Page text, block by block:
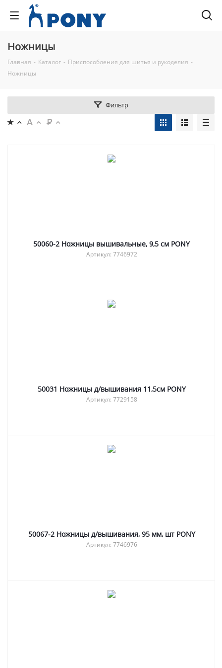
Ножницы
Главная - Каталог - Приспособления для шитья и рукоделия -
Ножницы
Фильтр
50060-2 Ножницы вышивальные, 9,5 см PONY
Артикул: 7746972
50031 Ножницы д/вышивания 11,5см PONY
Артикул: 7729158
50067-2 Ножницы д/вышивания, 95 мм, шт PONY
Артикул: 7746976